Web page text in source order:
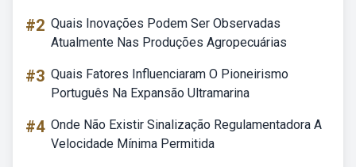
#2 Quais Inovações Podem Ser Observadas
Atualmente Nas Produções Agropecuárias
#3 Quais Fatores Influenciaram O Pioneirismo
Português Na Expansão Ultramarina
#4 Onde Não Existir Sinalização Regulamentadora A
Velocidade Mínima Permitida